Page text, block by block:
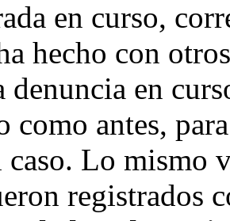
en curso,
hecho con
denuncia en
como antes,
Lo mismo
registrados